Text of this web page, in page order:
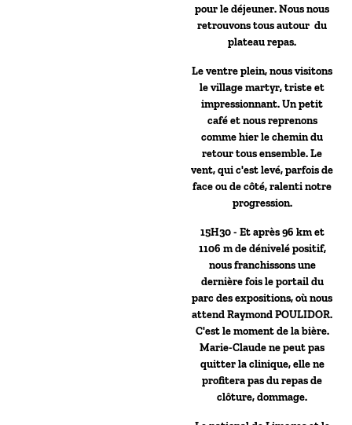
pour le déjeuner. Nous nous
retrouvons tous autour du
plateau repas.
Le ventre plein, nous visitons
le village martyr, triste et
impressionnant. Un petit
café et nous reprenons
comme hier le chemin du
retour tous ensemble. Le
vent, qui c'est levé, parfois de
face ou de côté, ralenti notre
progression.
15H30 - Et après 96 km et
1106 m de dénivelé positif,
nous franchissons une
dernière fois le portail du
parc des expositions, où nous
attend Raymond POULIDOR.
C'est le moment de la bière.
Marie-Claude ne peut pas
quitter la clinique, elle ne
profitera pas du repas de
clôture, dommage.